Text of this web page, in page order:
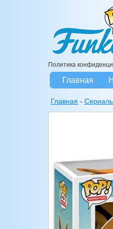
Политика
Главная
Главная -